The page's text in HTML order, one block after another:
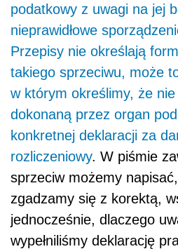
podatkowy z uwagi na jej
nieprawidłowe
Przepisy nie określają
takiego sprzeciwu, może
w którym określimy, że
dokonaną przez organ
konkretnej deklaracji za
rozliczeniowy. W piśmie
sprzeciw możemy
zgadzamy się z korektą,
jednocześnie, dlaczego
wypełniliśmy deklarację